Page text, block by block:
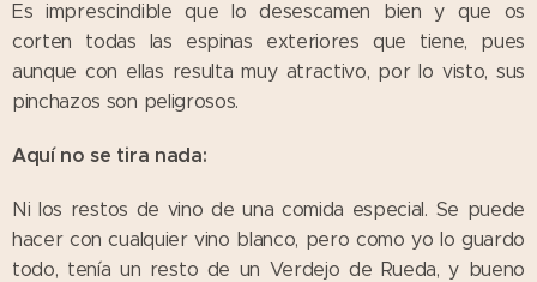
Es imprescindible que lo desescamen bien y que os
corten todas las espinas exteriores que tiene, pues
aunque con ellas resulta muy atractivo, por lo visto, sus
pinchazos son peligrosos.
Aquí no se tira nada:
Ni los restos de vino de una comida especial. Se puede
hacer con cualquier vino blanco, pero como yo lo guardo
todo, tenía un resto de un Verdejo de Rueda, y bueno